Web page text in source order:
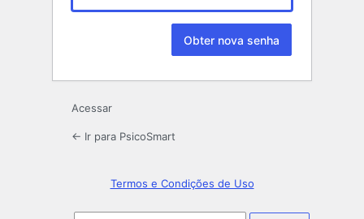
Acessar
← Ir para PsicoSmart
Termos e Condições de Uso